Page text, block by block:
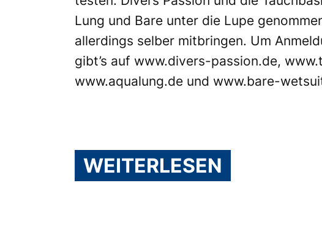
Lung und Bare unter die Lupe
allerdings selber mitbringen. Um
gibt’s auf www.divers-passion.de,
www.aqualung.de und www.bare-
WEITERLESEN